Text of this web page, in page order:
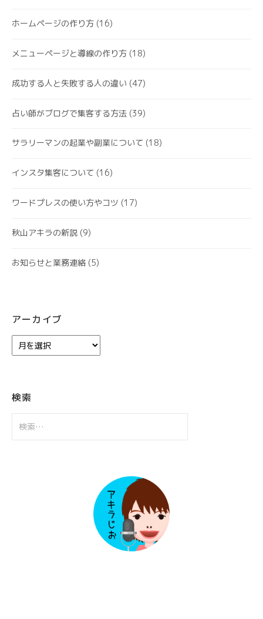
ホームページの作り方 (16)
メニューページと導線の作り方 (18)
成功する人と失敗する人の違い (47)
占い師がブログで集客する方法 (39)
サラリーマンの起業や副業について (18)
インスタ集客について (16)
ワードプレスの使い方やコツ (17)
秋山アキラの新説 (9)
お知らせと業務連絡 (5)
アーカイブ
ー
ブ
検索
索: